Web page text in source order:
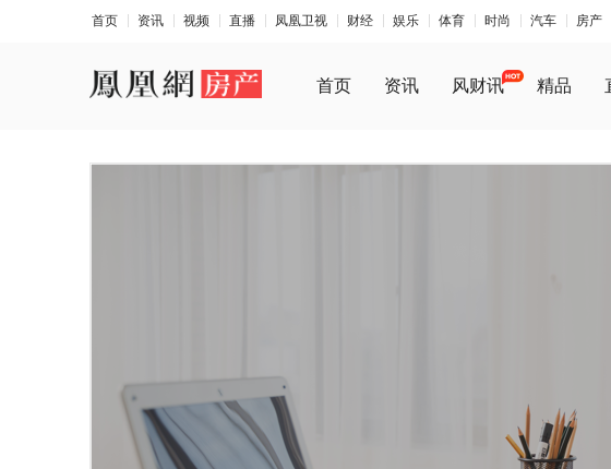
首页 资讯 视频 直播 凤凰卫视 财经 娱乐 体育 时尚 汽车 房产
首页 资讯 风财讯 精品